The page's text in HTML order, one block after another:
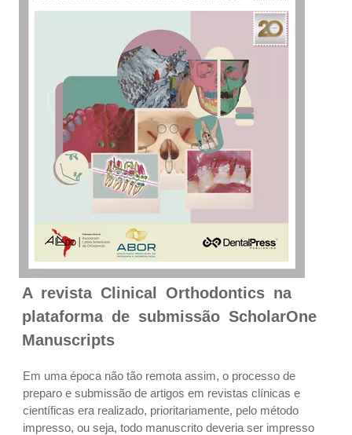
A revista Clinical Orthodontics na
plataforma de submissão ScholarOne
Manuscripts
Em uma época não tão remota assim, o processo de
preparo e submissão de artigos em revistas clínicas e
científicas era realizado, prioritariamente, pelo método
impresso, ou seja, todo manuscrito deveria ser impresso